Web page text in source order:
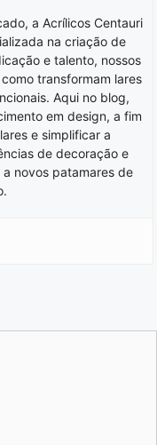
a Acrílicos Centauri
na criação de
e talento, nossos
transformam lares
Aqui no blog,
em design, a fim
e simplificar a
de decoração e
novos patamares de